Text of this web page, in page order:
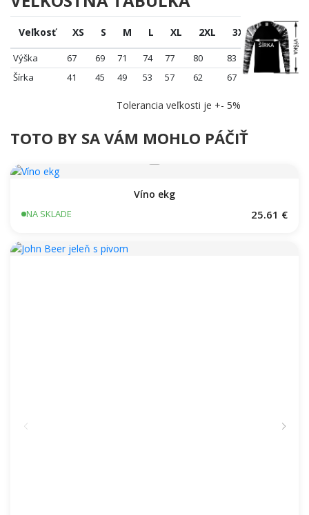
Veľkosť XS S M L XL 2XL 3XL
Výška 67 69 71 74 77 80
83
Šírka
41 45 49 53 57 62 67
Tolerancia veľkosti je +- 5%
TOTO BY SA VÁM MOHLO PÁČIŤ
Víno ekg
NA SKLADE 25.61 €